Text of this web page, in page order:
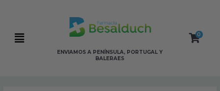
Flyout
ENVIAMOS A PENÍNSULA, PORTUGAL Y
BALERAES
0